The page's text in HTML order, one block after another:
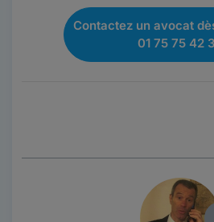
Contactez un avocat
01 75 75 42